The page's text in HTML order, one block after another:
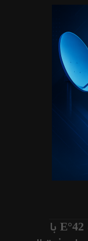
پکیج D-Smart در ترکست 42°E با